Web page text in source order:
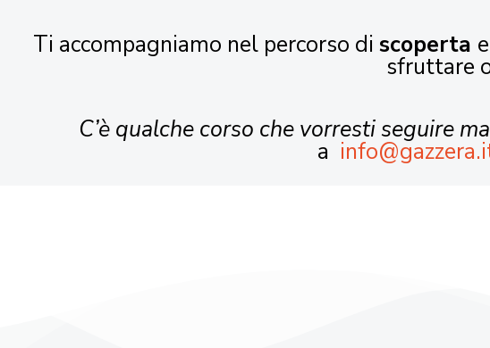
Ti accompagniamo nel percorso di scoperta e
sfruttare
C’è qualche corso che vorresti seguire
a